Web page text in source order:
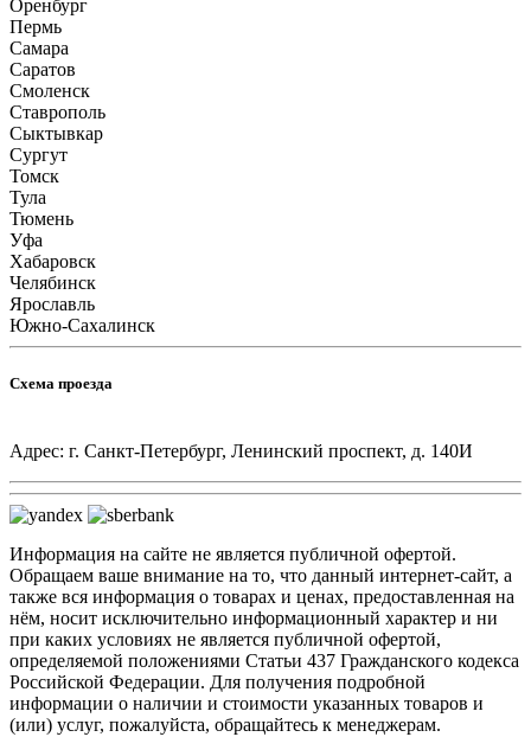
Оренбург
Пермь
Самара
Саратов
Смоленск
Ставрополь
Сыктывкар
Сургут
Томск
Тула
Тюмень
Уфа
Хабаровск
Челябинск
Ярославль
Южно-Сахалинск
Схема проезда
Адрес: г. Санкт-Петербург, Ленинский проспект, д. 140И
Информация на сайте не является публичной офертой.
Обращаем ваше внимание на то, что данный интернет-сайт, а
также вся информация о товарах и ценах, предоставленная на
нём, носит исключительно информационный характер и ни
при каких условиях не является публичной офертой,
определяемой положениями Статьи 437 Гражданского кодекса
Российской Федерации. Для получения подробной
информации о наличии и стоимости указанных товаров и
(или) услуг, пожалуйста, обращайтесь к менеджерам.